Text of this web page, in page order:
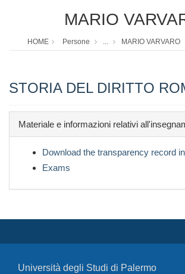
MARIO
HOME Persone ... MARIO VARVARO
STORIA DEL DIRITTO
Materiale e informazioni relativi
Download the transparency record
Exams
Università degli Studi di Palermo